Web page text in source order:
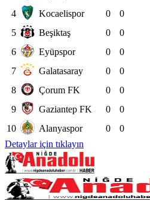
4
Kocaelispor 0
0
5
Beşiktaş 0
0
6
Eyüpspor 0
0
7
Galatasaray 0
0
8
Çorum FK 0
0
9
Gaziantep FK 0
0
10
Alanyaspor 0
0
Detaylar için tıklayın